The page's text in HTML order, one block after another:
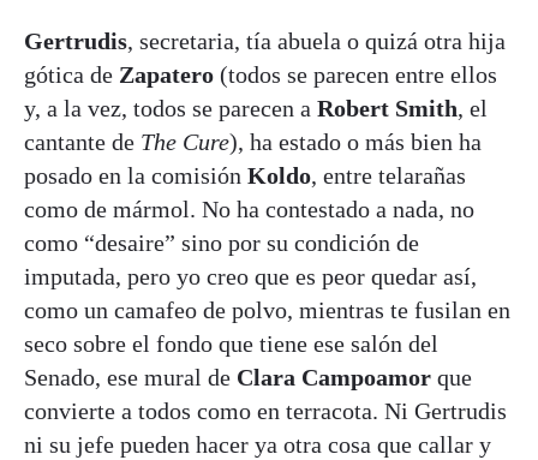
Gertrudis, secretaria, tía abuela o quizá otra hija
gótica de Zapatero (todos se parecen entre ellos
y, a la vez, todos se parecen a Robert Smith, el
cantante de The Cure), ha estado o más bien ha
posado en la comisión Koldo, entre telarañas
como de mármol. No ha contestado a nada, no
como “desaire” sino por su condición de
imputada, pero yo creo que es peor quedar así,
como un camafeo de polvo, mientras te fusilan en
seco sobre el fondo que tiene ese salón del
Senado, ese mural de Clara Campoamor que
convierte a todos como en terracota. Ni Gertrudis
ni su jefe pueden hacer ya otra cosa que callar y